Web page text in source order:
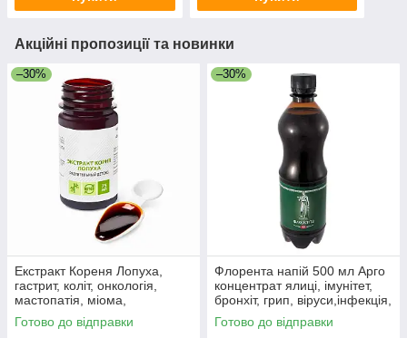
Акційні пропозиції та новинки
–30%
Екстракт Кореня Лопуха,
гастрит, коліт, онкологія,
мастопатія, міома,
фіброміома, отруєння,
алергія, очищення
Готово до відправки
–30%
Флорента напій 500 мл Арго
концентрат ялиці, імунітет,
бронхіт, грип, віруси,інфекція,
для дітей, дорослих
Готово до відправки